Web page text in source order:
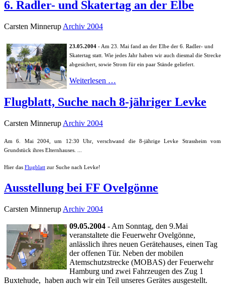
6. Radler- und Skatertag an der Elbe
Carsten Minnerup Archiv 2004
23.05.2004 - Am 23. Mai fand an der Elbe der 6. Radler- und
Skatertag statt. Wie jedes Jahr haben wir auch diesmal die Strecke
abgesichert, sowie Strom für ein paar Stände geliefert.
Weiterlesen …
Flugblatt, Suche nach 8-jähriger Levke
Carsten Minnerup Archiv 2004
Am 6. Mai 2004, um 12:30 Uhr, verschwand die 8-jährige Levke Strassheim vom
Grundstück ihres Elternhauses. ...
Hier das Flugblatt zur Suche nach Levke!
Ausstellung bei FF Ovelgönne
Carsten Minnerup Archiv 2004
09.05.2004 - Am Sonntag, den 9.Mai
veranstaltete die Feuerwehr Ovelgönne,
anlässlich ihres neuen Gerätehauses, einen Tag
der offenen Tür. Neben der mobilen
Atemschutzstrecke (MOBAS) der Feuerwehr
Hamburg und zwei Fahrzeugen des Zug 1
Buxtehude, haben auch wir ein Teil unseres Gerätes ausgestellt.